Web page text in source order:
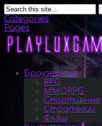
Categories
Pages
Браузерные
RPG
MMORPG
Спортивные
Стратегии
Флэш